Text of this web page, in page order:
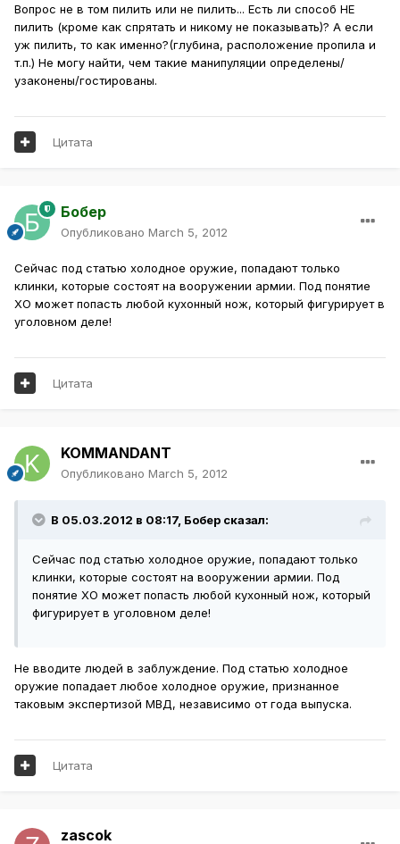
Вопрос не в том пилить или не пилить... Есть ли способ НЕ
пилить (кроме как спрятать и никому не показывать)? А если
уж пилить, то как именно?(глубина, расположение пропила и
т.п.) Не могу найти, чем такие манипуляции определены/
узаконены/гостированы.
Цитата
Бобер
Опубликовано March 5, 2012
Сейчас под статью холодное оружие, попадают только
клинки, которые состоят на вооружении армии. Под понятие
ХО может попасть любой кухонный нож, который фигурирует в
уголовном деле!
Цитата
KOMMANDANT
Опубликовано March 5, 2012
В 05.03.2012 в 08:17, Бобер сказал:
Сейчас под статью холодное оружие, попадают только
клинки, которые состоят на вооружении армии. Под
понятие ХО может попасть любой кухонный нож, который
фигурирует в уголовном деле!
Не вводите людей в заблуждение. Под статью холодное
оружие попадает любое холодное оружие, признанное
таковым экспертизой МВД, независимо от года выпуска.
Цитата
zascok